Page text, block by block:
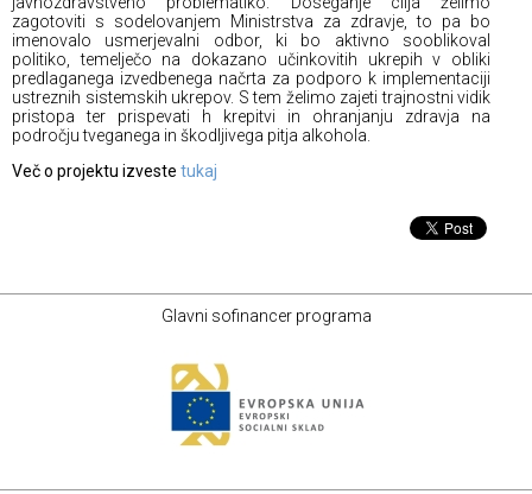
zagotoviti s sodelovanjem Ministrstva za zdravje, to pa bo
imenovalo usmerjevalni odbor, ki bo aktivno sooblikoval
politiko, temelječo na dokazano učinkovitih ukrepih v obliki
predlaganega izvedbenega načrta za podporo k implementaciji
ustreznih sistemskih ukrepov. S tem želimo zajeti trajnostni vidik
pristopa ter prispevati h krepitvi in ohranjanju zdravja na
področju tveganega in škodljivega pitja alkohola.
Več o projektu izveste tukaj
Glavni sofinancer programa